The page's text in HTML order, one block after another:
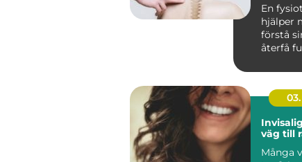
En
hjälper
förstå
återfå
Fö...
Invisalign
väg till
Många